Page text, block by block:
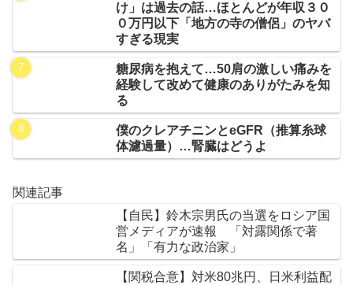
け」は過去の話…ほとんどが年収３０
０万円以下「地方の寺の僧侶」のヤバ
すぎる現実
糖尿病を抱えて…50肩の激しい痛みを
経験して改めて健康のありがたみを知
る
僕のクレアチニンとeGFR（推算糸球
体濾過量）…腎臓はどうよ
関連記事
【自民】鈴木宗男氏の当選をロシア国
営メディアが速報 「対露関係で著
名」「有力な政治家」
【関税合意】対米80兆円、日米利益配